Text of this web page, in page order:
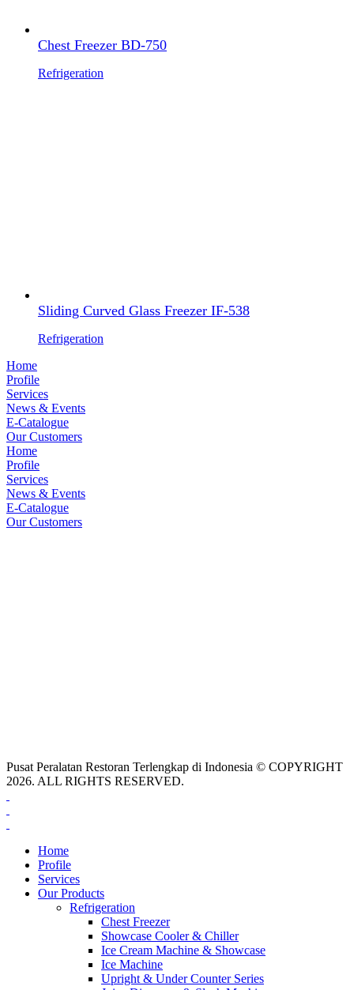
Chest Freezer BD-750
Refrigeration
Sliding Curved Glass Freezer IF-538
Refrigeration
Home
Profile
Services
News & Events
E-Catalogue
Our Customers
Home
Profile
Services
News & Events
E-Catalogue
Our Customers
Pusat Peralatan Restoran Terlengkap di Indonesia © COPYRIGHT
2026. ALL RIGHTS RESERVED.
Home
Profile
Services
Our Products
Refrigeration
Chest Freezer
Showcase Cooler & Chiller
Ice Cream Machine & Showcase
Ice Machine
Upright & Under Counter Series